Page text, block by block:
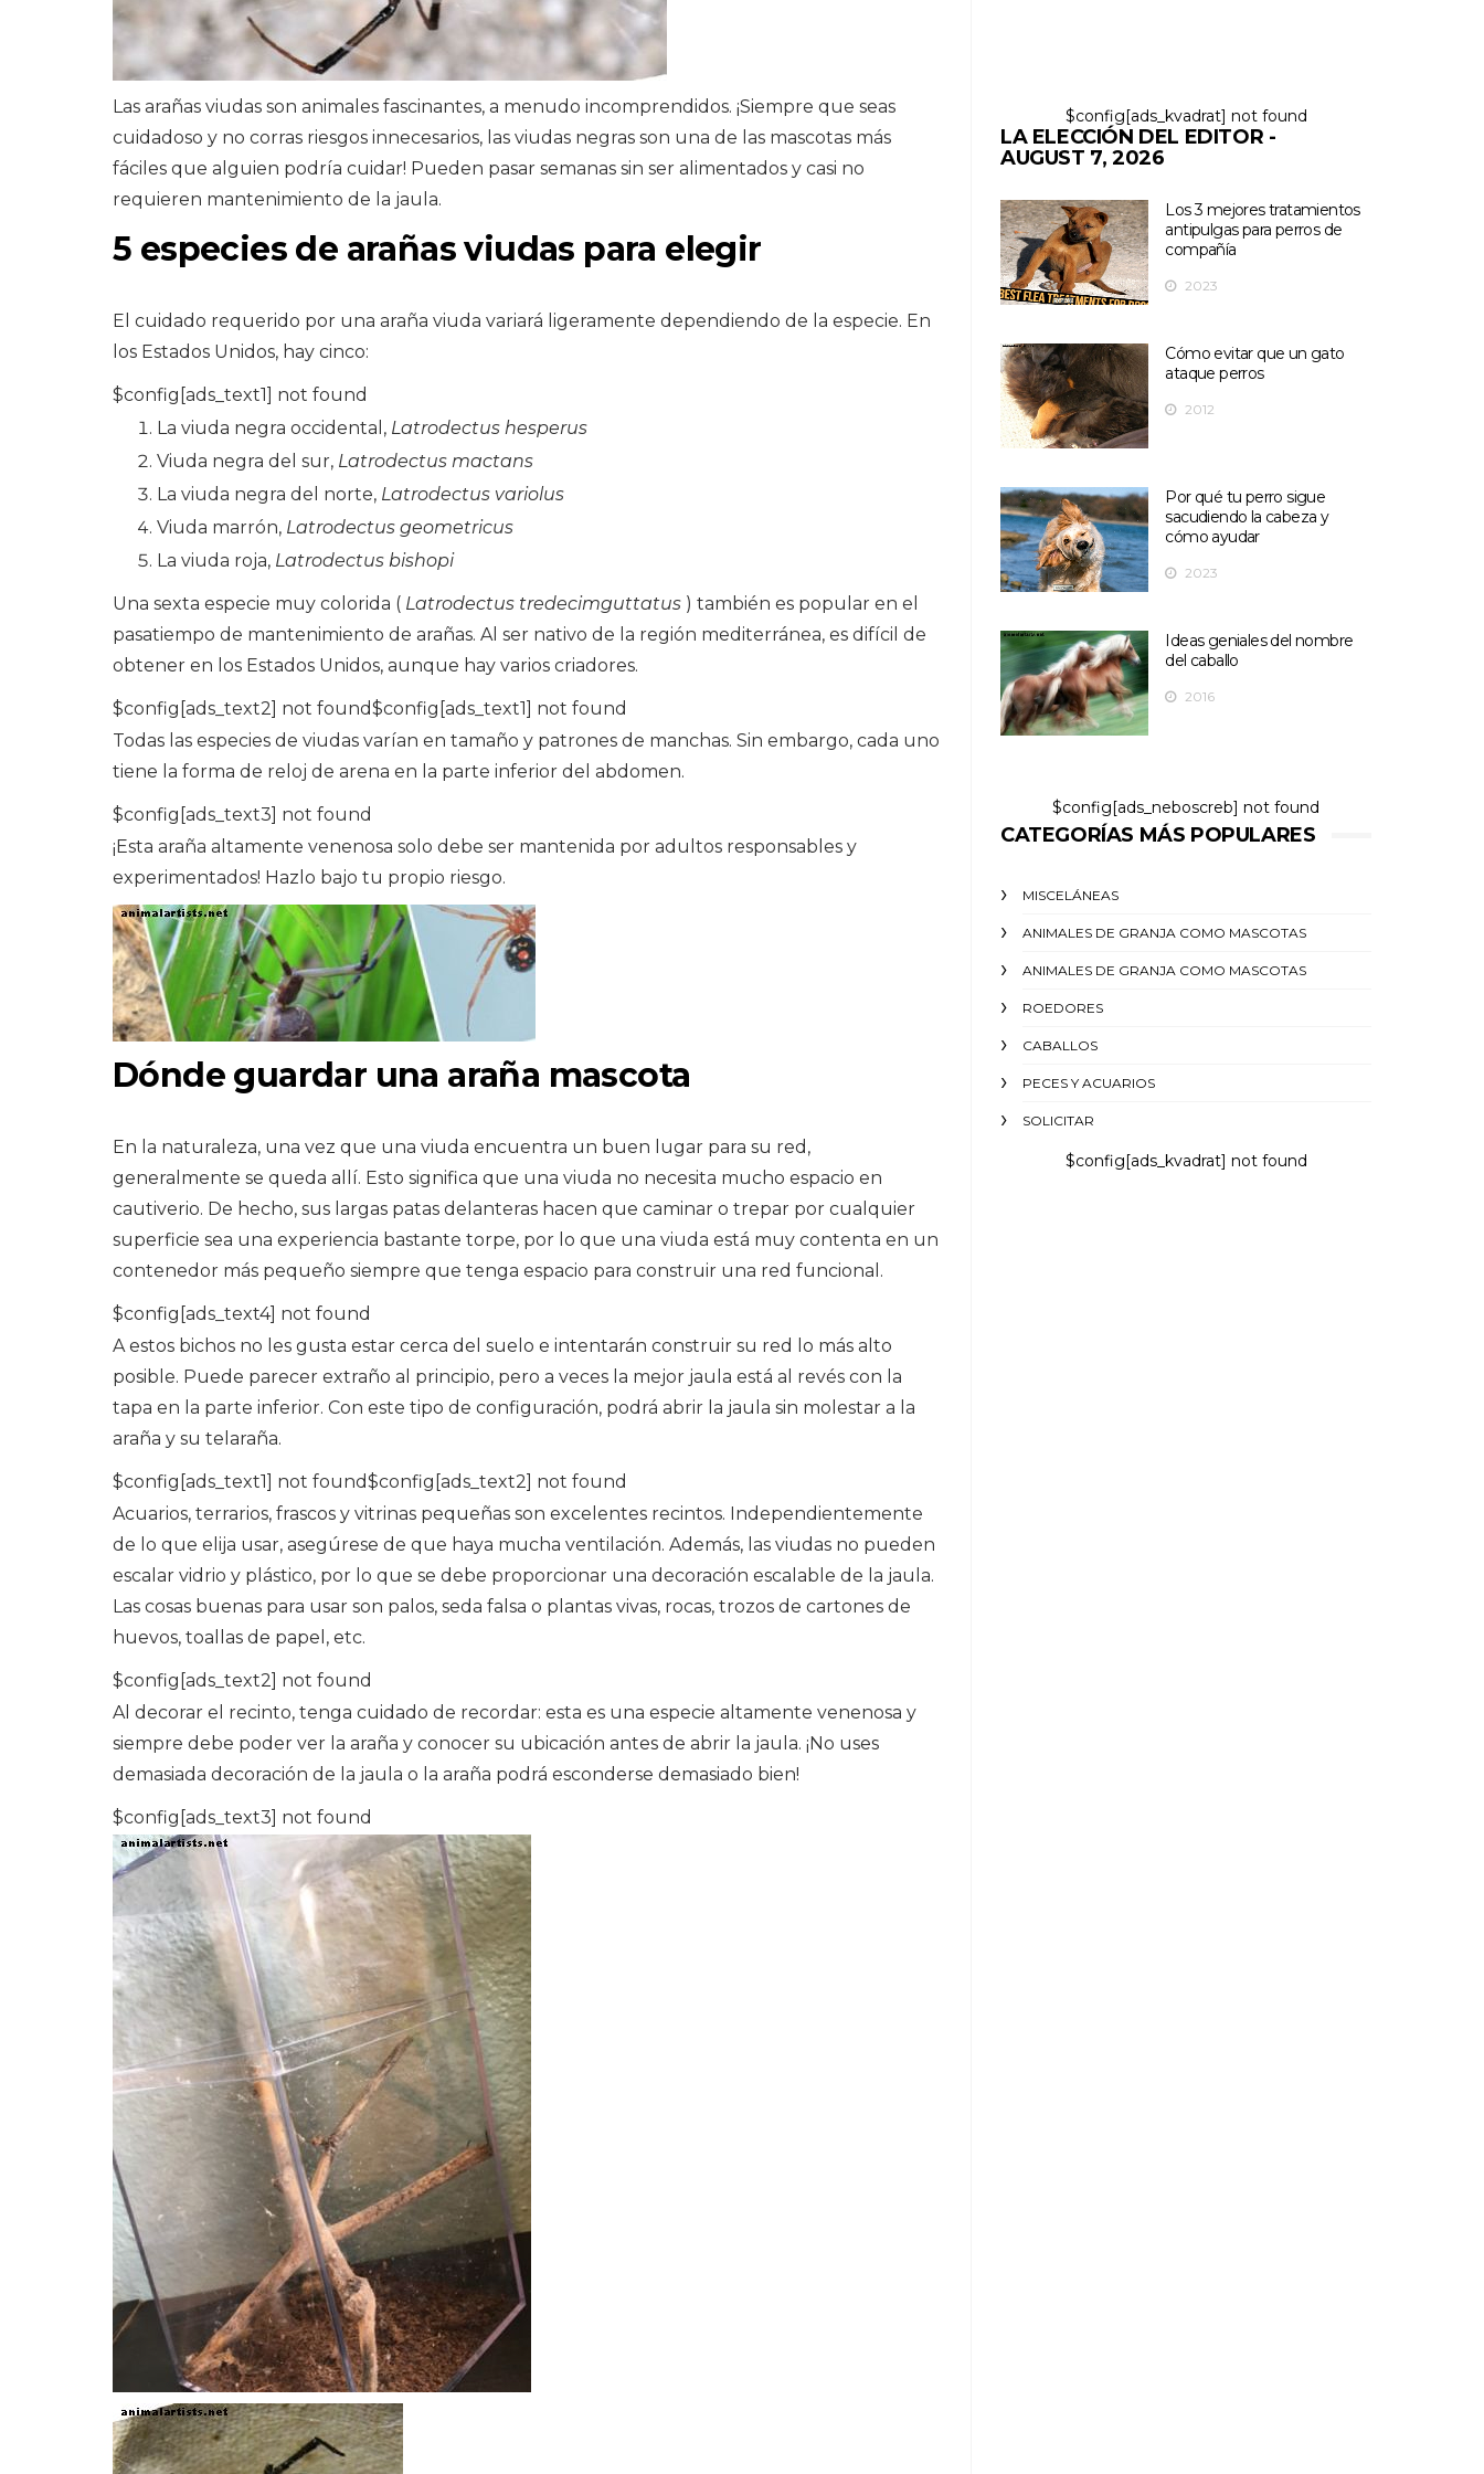
Las arañas viudas son animales fascinantes, a menudo incomprendidos. ¡Siempre que seas
cuidadoso y no corras riesgos innecesarios, las viudas negras son una de las mascotas más
fáciles que alguien podría cuidar! Pueden pasar semanas sin ser alimentados y casi no
requieren mantenimiento de la jaula.
5 especies de arañas viudas para elegir
El cuidado requerido por una araña viuda variará ligeramente dependiendo de la especie. En
los Estados Unidos, hay cinco:
$config[ads_text1] not found
La viuda negra occidental, Latrodectus hesperus
Viuda negra del sur, Latrodectus mactans
La viuda negra del norte, Latrodectus variolus
Viuda marrón, Latrodectus geometricus
La viuda roja, Latrodectus bishopi
Una sexta especie muy colorida ( Latrodectus tredecimguttatus ) también es popular en el
pasatiempo de mantenimiento de arañas. Al ser nativo de la región mediterránea, es difícil de
obtener en los Estados Unidos, aunque hay varios criadores.
$config[ads_text2] not found$config[ads_text1] not found
Todas las especies de viudas varían en tamaño y patrones de manchas. Sin embargo, cada uno
tiene la forma de reloj de arena en la parte inferior del abdomen.
$config[ads_text3] not found
¡Esta araña altamente venenosa solo debe ser mantenida por adultos responsables y
experimentados! Hazlo bajo tu propio riesgo.
Dónde guardar una araña mascota
En la naturaleza, una vez que una viuda encuentra un buen lugar para su red,
generalmente se queda allí. Esto significa que una viuda no necesita mucho espacio en
cautiverio. De hecho, sus largas patas delanteras hacen que caminar o trepar por cualquier
superficie sea una experiencia bastante torpe, por lo que una viuda está muy contenta en un
contenedor más pequeño siempre que tenga espacio para construir una red funcional.
$config[ads_text4] not found
A estos bichos no les gusta estar cerca del suelo e intentarán construir su red lo más alto
posible. Puede parecer extraño al principio, pero a veces la mejor jaula está al revés con la
tapa en la parte inferior. Con este tipo de configuración, podrá abrir la jaula sin molestar a la
araña y su telaraña.
$config[ads_text1] not found$config[ads_text2] not found
Acuarios, terrarios, frascos y vitrinas pequeñas son excelentes recintos. Independientemente
de lo que elija usar, asegúrese de que haya mucha ventilación. Además, las viudas no pueden
escalar vidrio y plástico, por lo que se debe proporcionar una decoración escalable de la jaula.
Las cosas buenas para usar son palos, seda falsa o plantas vivas, rocas, trozos de cartones de
huevos, toallas de papel, etc.
$config[ads_text2] not found
Al decorar el recinto, tenga cuidado de recordar: esta es una especie altamente venenosa y
siempre debe poder ver la araña y conocer su ubicación antes de abrir la jaula. ¡No uses
demasiada decoración de la jaula o la araña podrá esconderse demasiado bien!
$config[ads_text3] not found
$config[ads_kvadrat] not found
LA ELECCIÓN DEL EDITOR -
AUGUST 7, 2026
Los 3 mejores tratamientos
antipulgas para perros de
compañía
2023
Cómo evitar que un gato
ataque perros
2012
Por qué tu perro sigue
sacudiendo la cabeza y
cómo ayudar
2023
Ideas geniales del nombre
del caballo
2016
$config[ads_neboscreb] not found
CATEGORÍAS MÁS POPULARES
MISCELÁNEAS
ANIMALES DE GRANJA COMO MASCOTAS
ANIMALES DE GRANJA COMO MASCOTAS
ROEDORES
CABALLOS
PECES Y ACUARIOS
SOLICITAR
$config[ads_kvadrat] not found